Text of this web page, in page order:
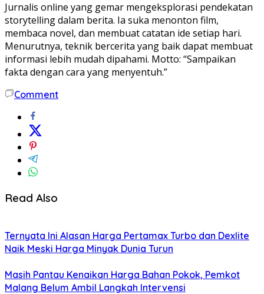
Jurnalis online yang gemar mengeksplorasi pendekatan
storytelling dalam berita. Ia suka menonton film,
membaca novel, dan membuat catatan ide setiap hari.
Menurutnya, teknik bercerita yang baik dapat membuat
informasi lebih mudah dipahami. Motto: “Sampaikan
fakta dengan cara yang menyentuh.”
Comment
Read Also
Ternyata Ini Alasan Harga Pertamax Turbo dan Dexlite
Naik Meski Harga Minyak Dunia Turun
Masih Pantau Kenaikan Harga Bahan Pokok, Pemkot
Malang Belum Ambil Langkah Intervensi